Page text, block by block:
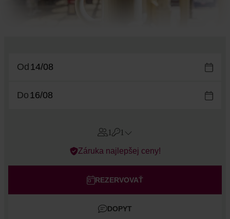
Od
Do
1 1
Errors?
Deti
Záruka najlepšej ceny!
REZERVOVAŤ
DOPYT